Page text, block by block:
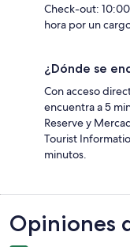
Check-out:
hora por un
¿Dónde se
Con acceso
encuentra a 5
Reserve y
Tourist
minutos.
Opiniones
Opiniones